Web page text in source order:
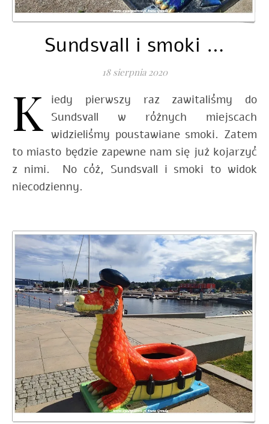
Sundsvall i smoki …
18 sierpnia 2020
K
iedy pierwszy raz zawitaliśmy do
Sundsvall w różnych miejscach
widzieliśmy poustawiane smoki. Zatem
to miasto będzie zapewne nam się już kojarzyć
z nimi. No cóż, Sundsvall i smoki to widok
niecodzienny.